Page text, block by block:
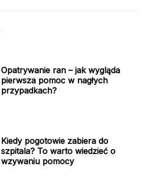
Opatrywanie ran – jak wygląda
pierwsza pomoc w nagłych
przypadkach?
Kiedy pogotowie zabiera do
szpitala? To warto wiedzieć o
wzywaniu pomocy